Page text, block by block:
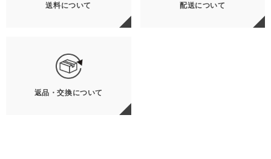
送料について 配送について
返品・交換について